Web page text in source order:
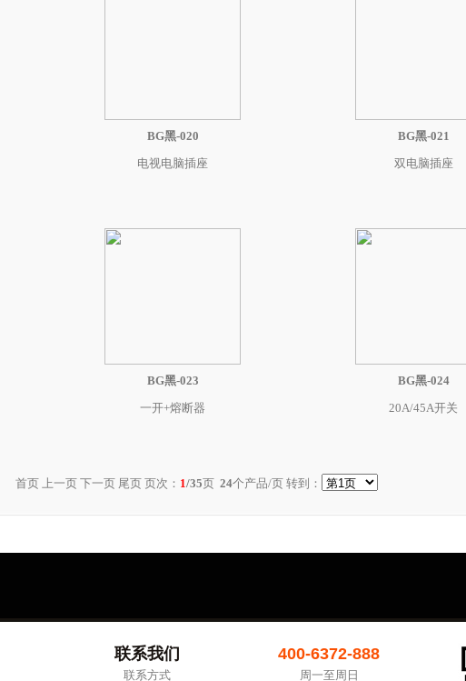
BG黑-020
电视电脑插座
BG黑-021
双电脑插座
BG黑-023
一开+熔断器
BG黑-024
20A/45A开关
首页 上一页 下一页 尾页页次： 1/35页 24个产品/页 转到：
联系我们
联系方式
400-6372-888
周一至周日